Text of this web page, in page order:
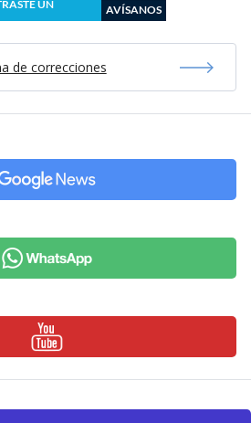
UN
AVÍSANOS
de correcciones